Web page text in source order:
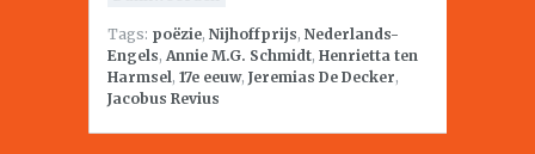
Tags: poëzie, Nijhoffprijs, Nederlands-
Engels, Annie M.G. Schmidt, Henrietta ten
Harmsel, 17e eeuw, Jeremias De Decker,
Jacobus Revius